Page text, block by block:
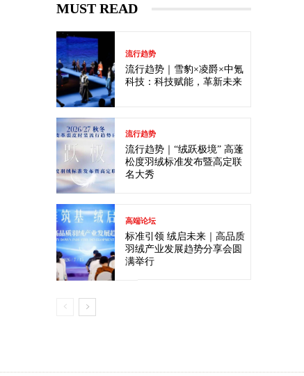
MUST READ
流行趋势
流行趋势｜雪豹×凌爵×中氪
科技：科技赋能，革新未来
流行趋势
流行趋势｜“绒跃极境” 高蓬
松度羽绒标准发布暨高定联
名大秀
高端论坛
标准引领 绒启未来｜高品质
羽绒产业发展趋势分享会圆
满举行